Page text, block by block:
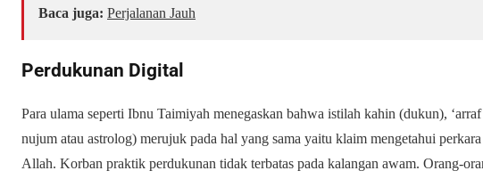
Baca juga: Perjalanan Jauh
Perdukunan Digital
Para ulama seperti Ibnu Taimiyah menegaskan bahwa istilah kahin (dukun),
nujum atau astrolog) merujuk pada hal yang sama yaitu klaim mengetahui
Allah. Korban praktik perdukunan tidak terbatas pada kalangan awam. Orang-